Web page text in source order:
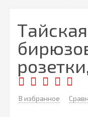
В избранное